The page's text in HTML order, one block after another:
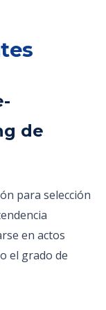
de
para selección
en actos
el grado de